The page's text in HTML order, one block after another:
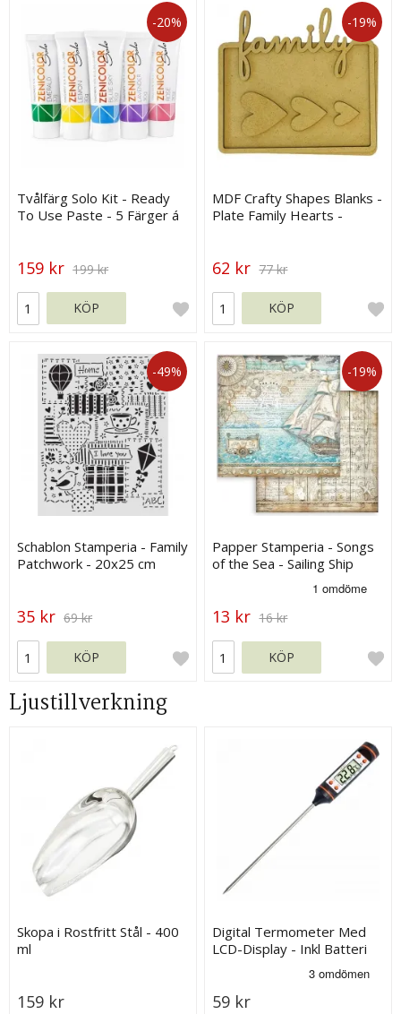
-20%
Tvålfärg Solo Kit - Ready
To Use Paste - 5 Färger á
159 kr 199 kr
KÖP
-19%
MDF Crafty Shapes Blanks -
Plate Family Hearts -
62 kr 77 kr
KÖP
-49%
Schablon Stamperia - Family
Patchwork - 20x25 cm
35 kr 69 kr
KÖP
-19%
Papper Stamperia - Songs
of the Sea - Sailing Ship
13 kr 16 kr
KÖP
Ljustillverkning
Skopa i Rostfritt Stål - 400
ml
159 kr
Digital Termometer Med
LCD-Display - Inkl Batteri
59 kr